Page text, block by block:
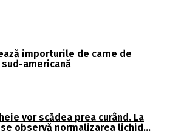
importurile de carne de
americană
vor scădea prea curând. La
observă normalizarea lichid…